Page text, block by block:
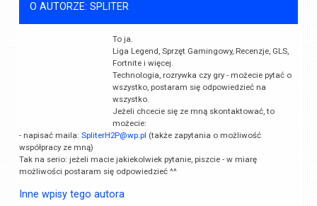
O AUTORZE: SPLITER
To ja.
Liga Legend, Sprzęt Gamingowy, Recenzje, GLS,
Fortnite i więcej.
Technologia, rozrywka czy gry - możecie pytać o
wszystko, postaram się odpowiedzieć na
wszystko.
Jeżeli chcecie się ze mną skontaktować, to
możecie:
- napisać maila:SpliterH2P@wp.pl (także zapytania o możliwość
współpracy ze mną)
Tak na serio: jeżeli macie jakiekolwiek pytanie, piszcie - w miarę
możliwości postaram się odpowiedzieć ^^
Inne wpisy tego autora